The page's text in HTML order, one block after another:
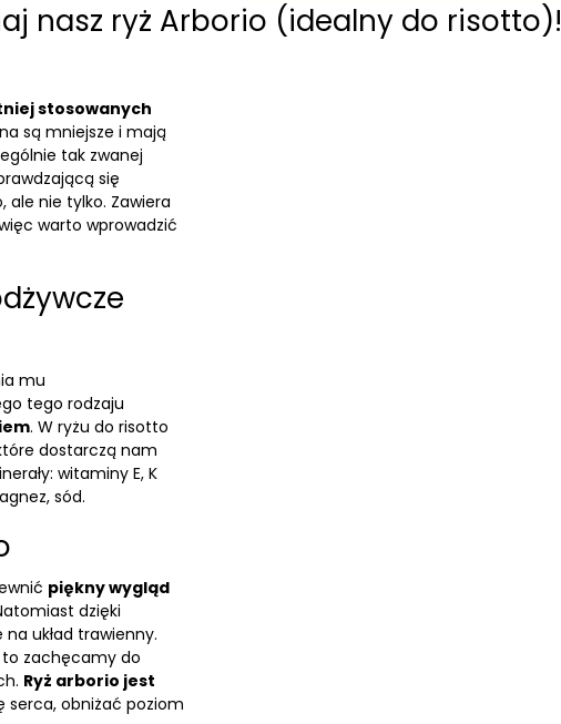
nasz ryż Arborio (idealny do risotto)!
stosowanych
są mniejsze i mają
tak zwanej
się
ale nie tylko. Zawiera
warto wprowadzić
mu
tego rodzaju
. W ryżu do risotto
dostarczą nam
witaminy E, K
sód.
piękny wygląd
dzięki
układ trawienny.
to zachęcamy do
Ryż arborio jest
serca, obniżać poziom